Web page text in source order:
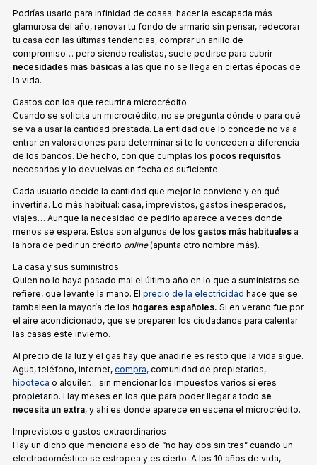
Podrías usarlo para infinidad de cosas: hacer la escapada más
glamurosa del año, renovar tu fondo de armario sin pensar, redecorar
tu casa con las últimas tendencias, comprar un anillo de
compromiso… pero siendo realistas, suele pedirse para cubrir
necesidades más básicas a las que no se llega en ciertas épocas de
la vida.
Gastos con los que recurrir a microcrédito
Cuando se solicita un microcrédito, no se pregunta dónde o para qué
se va a usar la cantidad prestada. La entidad que lo concede no va a
entrar en valoraciones para determinar si te lo conceden a diferencia
de los bancos. De hecho, con que cumplas los pocos requisitos
necesarios y lo devuelvas en fecha es suficiente.
Cada usuario decide la cantidad que mejor le conviene y en qué
invertirla. Lo más habitual: casa, imprevistos, gastos inesperados,
viajes… Aunque la necesidad de pedirlo aparece a veces donde
menos se espera. Estos son algunos de los gastos más habituales a
la hora de pedir un crédito online(apunta otro nombre más).
La casa y sus suministros
Quien no lo haya pasado mal el último año en lo que a suministros se
refiere, que levante la mano. El precio de la electricidad hace que se
tambaleen la mayoría de los hogares españoles. Si en verano fue por
el aire acondicionado, que se preparen los ciudadanos para calentar
las casas este invierno.
Al precio de la luz y el gas hay que añadirle es resto que la vida sigue.
Agua, teléfono, internet, compra, comunidad de propietarios,
hipoteca o alquiler… sin mencionar los impuestos varios si eres
propietario. Hay meses en los que para poder llegar a todo se
necesita un extra, y ahí es donde aparece en escena el microcrédito.
Imprevistos o gastos extraordinarios
Hay un dicho que menciona eso de “no hay dos sin tres” cuando un
electrodoméstico se estropea y es cierto. A los 10 años de vida,